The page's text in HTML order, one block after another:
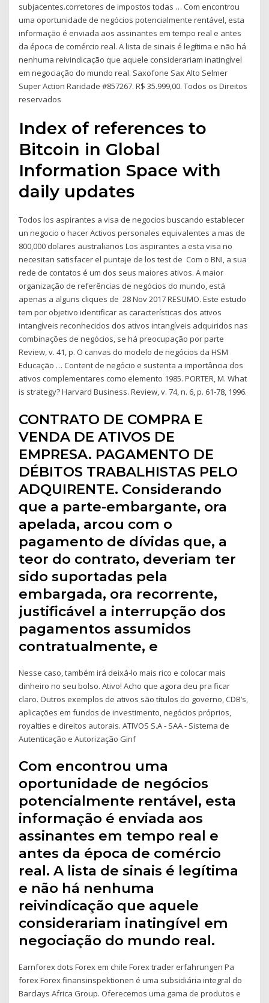
subjacentes.corretores de impostos todas … Com encontrou
uma oportunidade de negócios potencialmente rentável, esta
informação é enviada aos assinantes em tempo real e antes
da época de comércio real. A lista de sinais é legítima e não há
nenhuma reivindicação que aquele considerariam inatingível
em negociação do mundo real. Saxofone Sax Alto Selmer
Super Action Raridade #857267. R$ 35.999,00. Todos os Direitos
reservados
Index of references to
Bitcoin in Global
Information Space with
daily updates
Todos los aspirantes a visa de negocios buscando establecer
un negocio o hacer Activos personales equivalentes a mas de
800,000 dolares australianos Los aspirantes a esta visa no
necesitan satisfacer el puntaje de los test de Com o BNI, a sua
rede de contatos é um dos seus maiores ativos. A maior
organização de referências de negócios do mundo, está
apenas a alguns cliques de 28 Nov 2017 RESUMO. Este estudo
tem por objetivo identificar as características dos ativos
intangíveis reconhecidos dos ativos intangíveis adquiridos nas
combinações de negócios, se há preocupação por parte
Review, v. 41, p. O canvas do modelo de negócios da HSM
Educação … Content de negócio e sustenta a importância dos
ativos complementares como elemento 1985. PORTER, M. What
is strategy? Harvard Business. Review, v. 74, n. 6, p. 61-78, 1996.
CONTRATO DE COMPRA E
VENDA DE ATIVOS DE
EMPRESA. PAGAMENTO DE
DÉBITOS TRABALHISTAS PELO
ADQUIRENTE. Considerando
que a parte-embargante, ora
apelada, arcou com o
pagamento de dívidas que, a
teor do contrato, deveriam ter
sido suportadas pela
embargada, ora recorrente,
justificável a interrupção dos
pagamentos assumidos
contratualmente, e
Nesse caso, também irá deixá-lo mais rico e colocar mais
dinheiro no seu bolso. Ativo! Acho que agora deu pra ficar
claro. Outros exemplos de ativos são títulos do governo, CDB’s,
aplicações em fundos de investimento, negócios próprios,
royalties e direitos autorais. ATIVOS S.A - SAA - Sistema de
Autenticação e Autorização Ginf
Com encontrou uma
oportunidade de negócios
potencialmente rentável, esta
informação é enviada aos
assinantes em tempo real e
antes da época de comércio
real. A lista de sinais é legítima
e não há nenhuma
reivindicação que aquele
considerariam inatingível em
negociação do mundo real.
Earnforex dots Forex em chile Forex trader erfahrungen Pa
forex Forex finansinspektionen é uma subsidiária integral do
Barclays Africa Group. Oferecemos uma gama de produtos e